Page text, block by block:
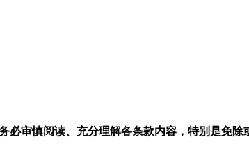
必审慎阅读、充分理解各条款内容，特别是免